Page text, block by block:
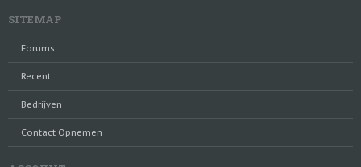
SITEMAP
Forums
Recent
Bedrijven
Contact Opnemen